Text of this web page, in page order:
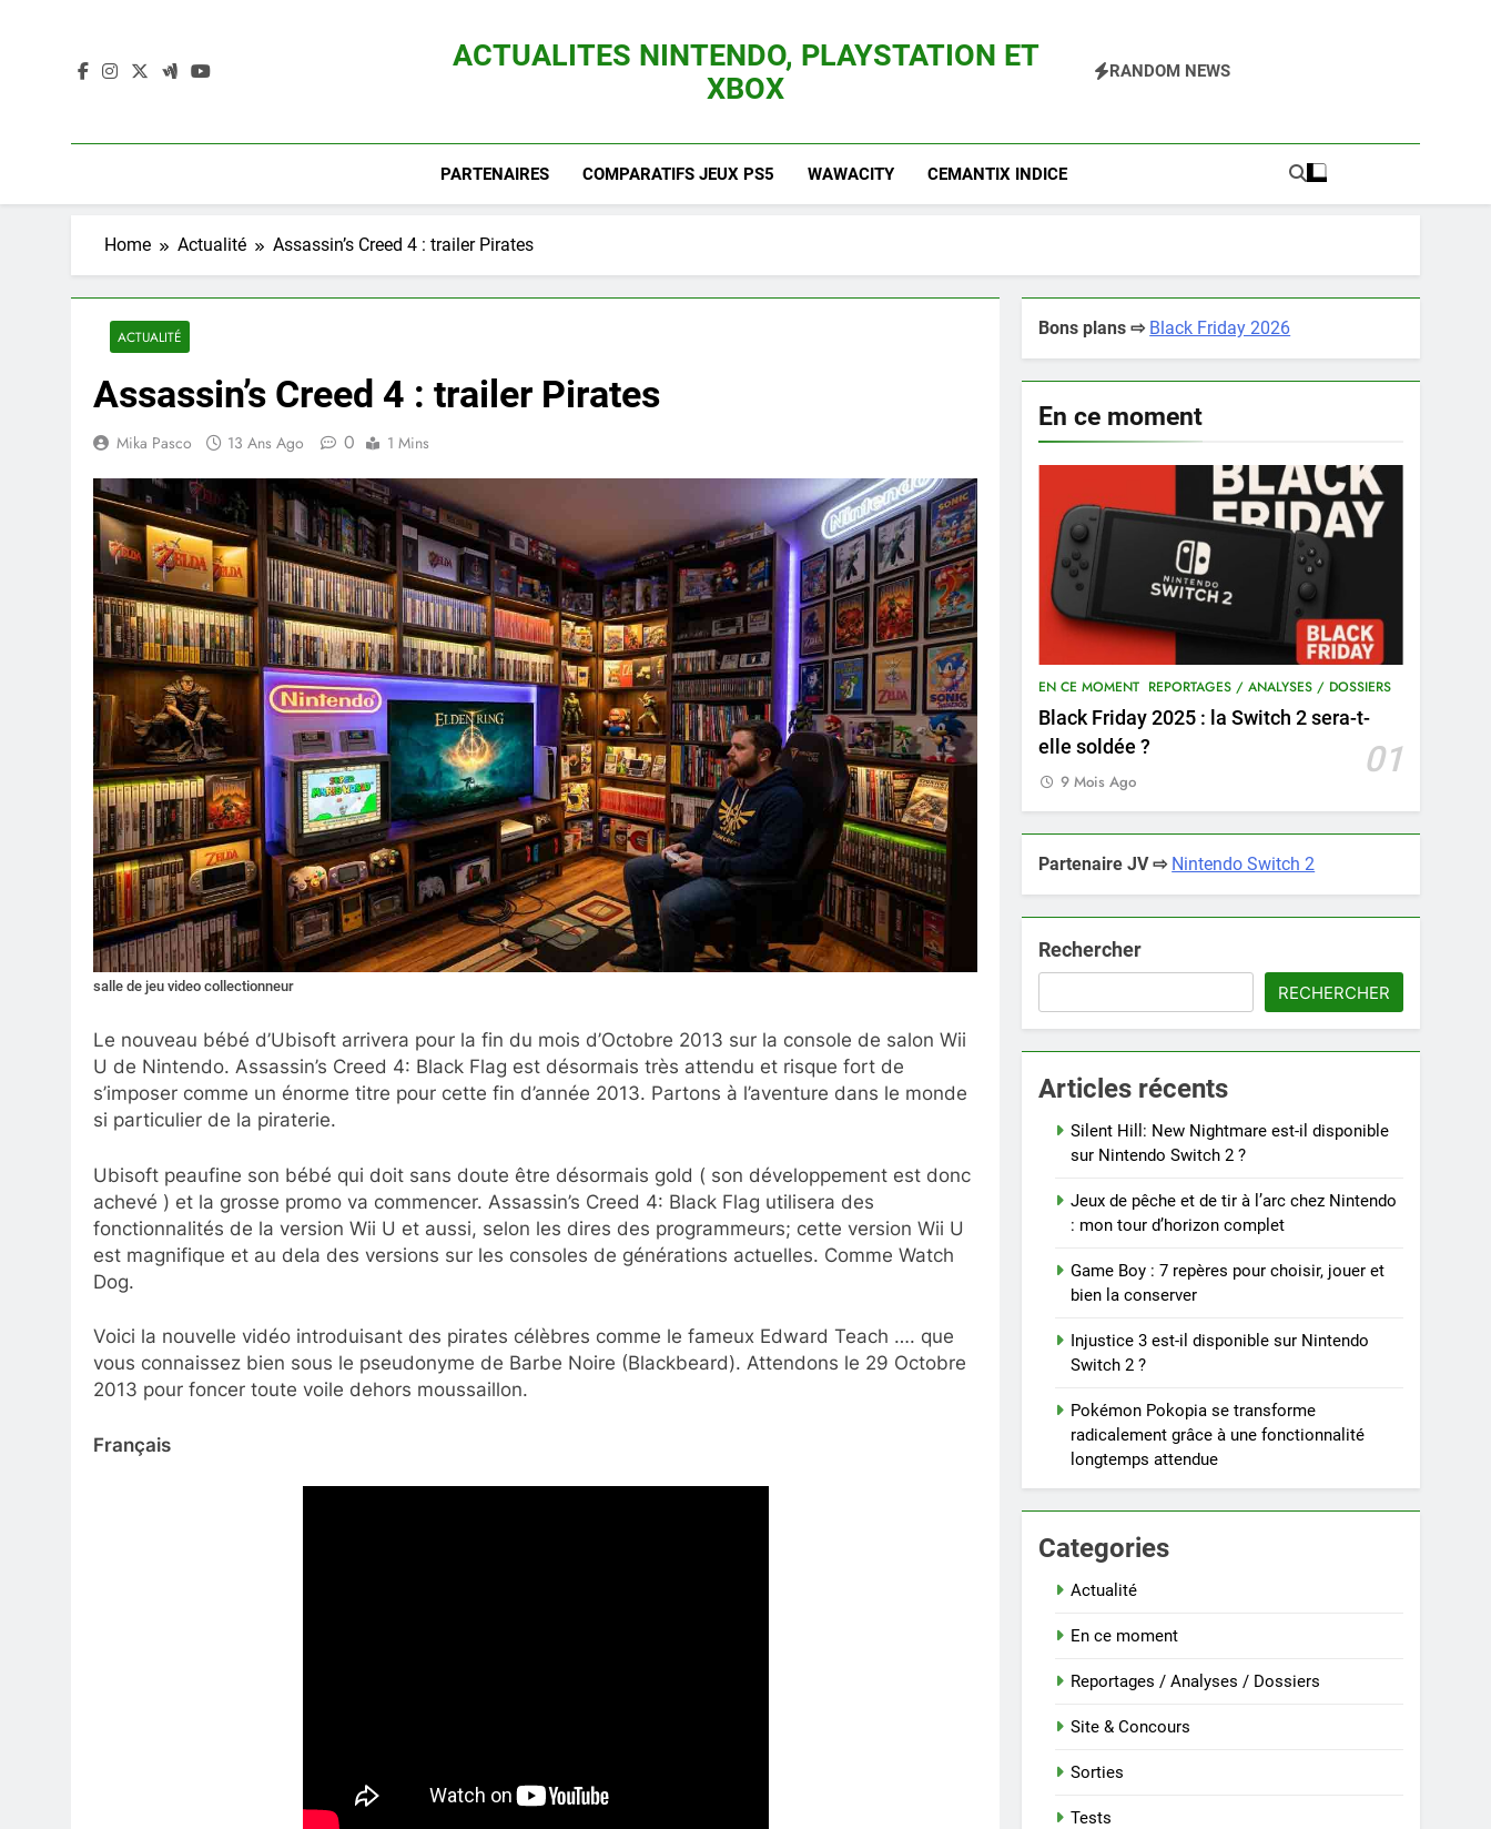
ACTUALITES NINTENDO, PLAYSTATION ET
XBOX
RANDOM NEWS
PARTENAIRES COMPARATIFS JEUX PS5 WAWACITY CEMANTIX INDICE
Home Actualité Assassin’s Creed 4 : trailer Pirates
ACTUALITÉ
Assassin’s Creed 4 : trailer Pirates
Mika Pasco 13 Ans Ago 0 1 Mins
salle de jeu video collectionneur
Le nouveau bébé d’Ubisoft arrivera pour la fin du mois d’Octobre 2013 sur la console de salon Wii
U de Nintendo. Assassin’s Creed 4: Black Flag est désormais très attendu et risque fort de
s’imposer comme un énorme titre pour cette fin d’année 2013. Partons à l’aventure dans le monde
si particulier de la piraterie.
Ubisoft peaufine son bébé qui doit sans doute être désormais gold ( son développement est donc
achevé ) et la grosse promo va commencer. Assassin’s Creed 4: Black Flag utilisera des
fonctionnalités de la version Wii U et aussi, selon les dires des programmeurs; cette version Wii U
est magnifique et au dela des versions sur les consoles de générations actuelles. Comme Watch
Dog.
Voici la nouvelle vidéo introduisant des pirates célèbres comme le fameux Edward Teach …. que
vous connaissez bien sous le pseudonyme de Barbe Noire (Blackbeard). Attendons le 29 Octobre
2013 pour foncer toute voile dehors moussaillon.
Français
Bons plans ⇨ Black Friday 2026
En ce moment
EN CE MOMENT REPORTAGES / ANALYSES / DOSSIERS
Black Friday 2025 : la Switch 2 sera-t-
elle soldée ?
01
9 Mois Ago
Partenaire JV ⇨ Nintendo Switch 2
Rechercher
RECHERCHER
Articles récents
Silent Hill: New Nightmare est-il disponible
sur Nintendo Switch 2 ?
Jeux de pêche et de tir à l’arc chez Nintendo
: mon tour d’horizon complet
Game Boy : 7 repères pour choisir, jouer et
bien la conserver
Injustice 3 est-il disponible sur Nintendo
Switch 2 ?
Pokémon Pokopia se transforme
radicalement grâce à une fonctionnalité
longtemps attendue
Categories
Actualité
En ce moment
Reportages / Analyses / Dossiers
Site & Concours
Sorties
Tests